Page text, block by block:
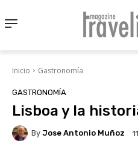
Inicio Gastronomía
GASTRONOMÍA
Lisboa y la
By Jose Antonio Muñoz